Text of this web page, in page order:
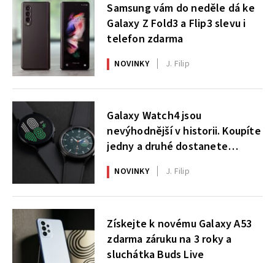
Samsung vám do neděle dá ke
Galaxy Z Fold3 a Flip3 slevu i
telefon zdarma
NOVINKY J. Filip
Galaxy Watch4 jsou
nevýhodnější v historii. Koupíte
jedny a druhé dostanete
zdarma
NOVINKY J. Filip
Získejte k novému Galaxy A53
zdarma záruku na 3 roky a
sluchátka Buds Live